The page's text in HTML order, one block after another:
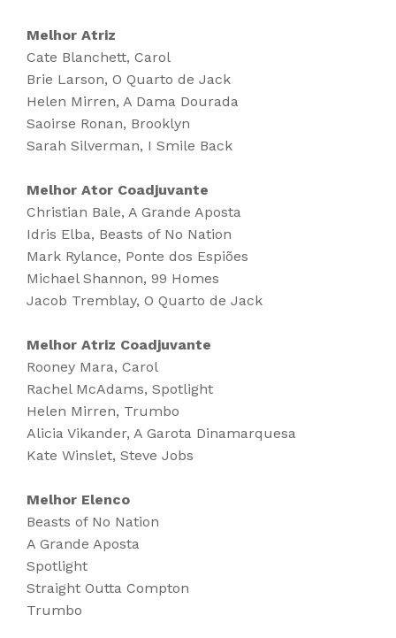
Melhor Atriz
Cate Blanchett, Carol
Brie Larson, O Quarto de Jack
Helen Mirren, A Dama Dourada
Saoirse Ronan, Brooklyn
Sarah Silverman, I Smile Back
Melhor Ator Coadjuvante
Christian Bale, A Grande Aposta
Idris Elba, Beasts of No Nation
Mark Rylance, Ponte dos Espiões
Michael Shannon, 99 Homes
Jacob Tremblay, O Quarto de Jack
Melhor Atriz Coadjuvante
Rooney Mara, Carol
Rachel McAdams, Spotlight
Helen Mirren, Trumbo
Alicia Vikander, A Garota Dinamarquesa
Kate Winslet, Steve Jobs
Melhor Elenco
Beasts of No Nation
A Grande Aposta
Spotlight
Straight Outta Compton
Trumbo